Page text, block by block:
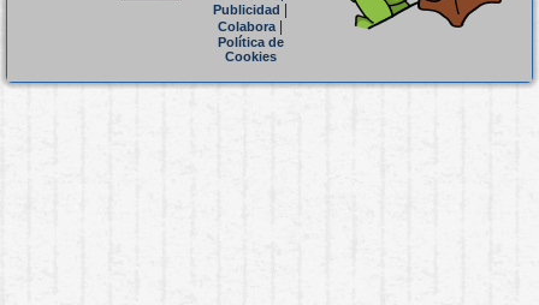
Publicidad
Colabora|
Política de
Cookies